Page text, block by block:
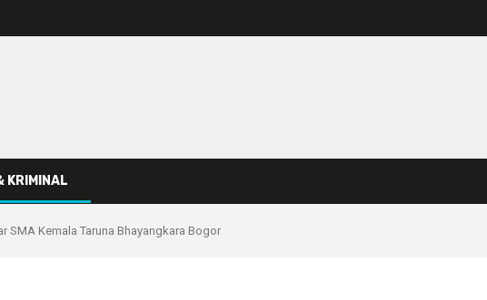
KRIMINAL
SMA Kemala Taruna Bhayangkara Bogor